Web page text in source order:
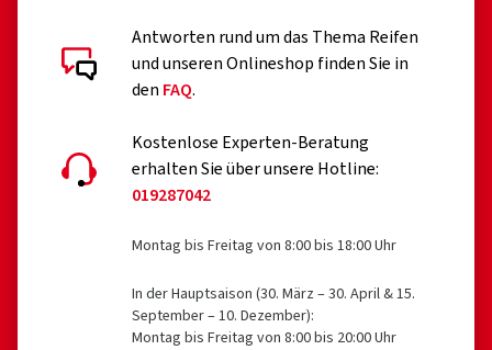
Antworten rund um das Thema Reifen
und unseren Onlineshop finden Sie in
den FAQ.
Kostenlose Experten-Beratung
erhalten Sie über unsere Hotline:
019287042
Montag bis Freitag von 8:00 bis 18:00 Uhr
In der Hauptsaison (30. März – 30. April & 15.
September – 10. Dezember):
Montag bis Freitag von 8:00 bis 20:00 Uhr